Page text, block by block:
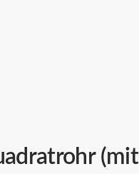
(mit